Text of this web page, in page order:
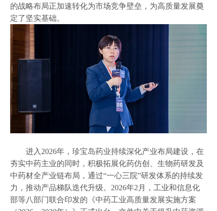
的战略布局正加速转化为市场竞争壁垒，为高质量发展奠
定了坚实基础。
进入 2026年，珍宝岛药业持续深化产业布局建设，在
夯实中药主业的同时，积极拓展化药仿创、生物药研发及
中药材全产业链布局，通过“一心三院”研发体系的持续发
力，推动产品梯队迭代升级。2026年2月，工业和信息化
部等八部门联合印发的《中药工业高质量发展实施方案